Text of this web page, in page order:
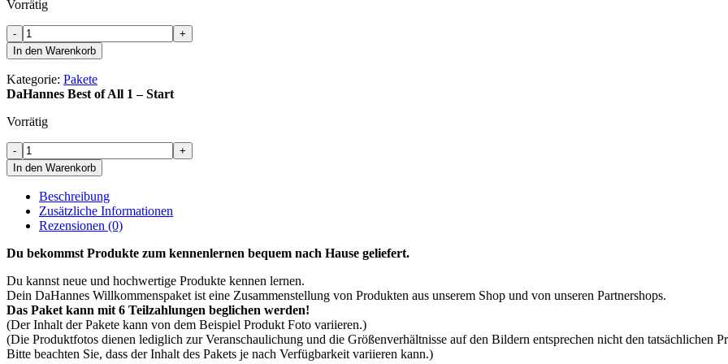
Vorrätig
DaHannes
Best
of
All
1
Start
-
+
In den Warenkorb
Kategorie: Pakete
DaHannes Best of All 1 – Start
Vorrätig
DaHannes
Best
of
Menge
-
+
In den Warenkorb
Beschreibung
Zusätzliche Informationen
Rezensionen (0)
Du bekommst Produkte zum kennenlernen bequem nach Hause geliefert.
Du kannst neue und hochwertige Produkte kennen lernen.
Dein DaHannes Willkommenspaket ist eine Zusammenstellung von Produkten aus unserem Shop und von unseren Partnershops.
Das Paket kann mit 6 Teilzahlungen beglichen werden!
(Der Inhalt der Pakete kann von dem Beispiel Produkt Foto variieren.)
(Die Produktfotos dienen lediglich zur Veranschaulichung und die Größenverhältnisse auf den Bildern entsprechen nicht den tatsächlichen
Bitte beachten Sie, dass der Inhalt des Pakets je nach Verfügbarkeit variieren kann.)